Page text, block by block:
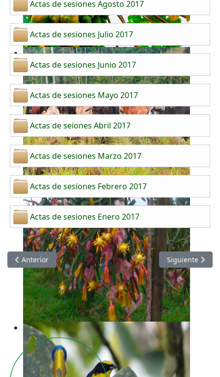
Actas de sesiones Agosto 2017
Actas de sesiones Julio 2017
Actas de sesiones Junio 2017
Actas de sesiones Mayo 2017
Actas de seiones Abril 2017
Actas de sesiones Marzo 2017
Actas de sesiones Febrero 2017
Actas de sesiones Enero 2017
Artículo anterior: Actas de Sesiones del Concejo Municipal
Anterior Artículo
Siguiente